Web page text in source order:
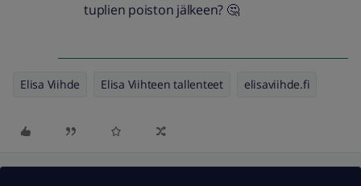
tuplien poiston jälkeen? 🤔
Elisa Viihde Elisa Viihteen tallenteet elisaviihde.fi